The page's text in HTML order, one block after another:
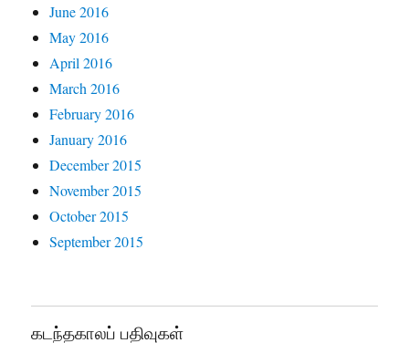
June 2016
May 2016
April 2016
March 2016
February 2016
January 2016
December 2015
November 2015
October 2015
September 2015
கடந்தகாலப் பதிவுகள்